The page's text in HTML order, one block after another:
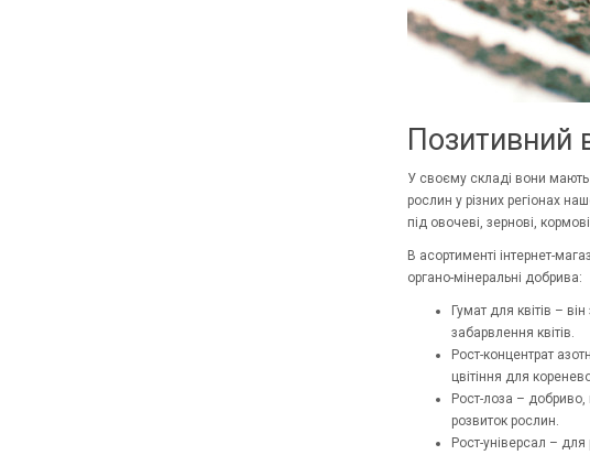
Позитивний
У своєму складі вони мають
рослин у різних регіонах
під овочеві, зернові, кормові
В асортименті інтернет-
органо-мінеральні добрива:
Гумат для квітів –
забарвлення квітів.
Рост-концентрат
цвітіння для
Рост-лоза – добриво,
розвиток рослин.
Рост-універсал – для